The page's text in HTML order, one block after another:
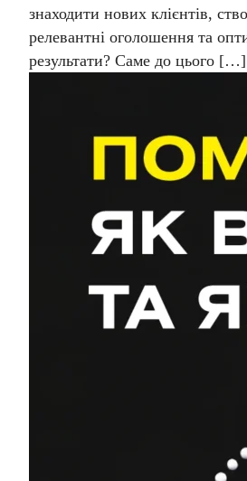
знаходити нових клієнтів,
релевантні оголошення та
результати? Саме до цього […]